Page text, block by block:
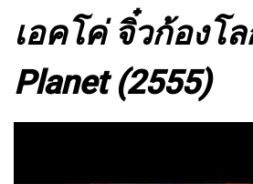
เอคโค่ จิ๋วก้องโ
Planet (2555)